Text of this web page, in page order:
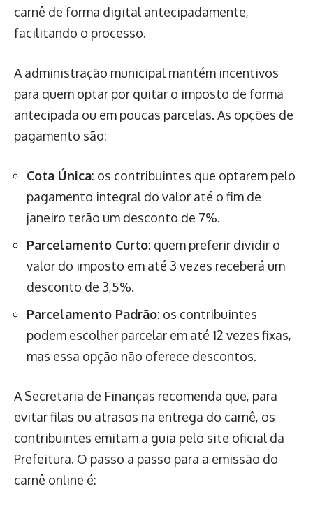
carnê de forma digital antecipadamente,
facilitando o processo.
A administração municipal mantém incentivos
para quem optar por quitar o imposto de forma
antecipada ou em poucas parcelas. As opções de
pagamento são:
Cota Única: os contribuintes que optarem pelo
pagamento integral do valor até o fim de
janeiro terão um desconto de 7%.
Parcelamento Curto: quem preferir dividir o
valor do imposto em até 3 vezes receberá um
desconto de 3,5%.
Parcelamento Padrão: os contribuintes
podem escolher parcelar em até 12 vezes fixas,
mas essa opção não oferece descontos.
A Secretaria de Finanças recomenda que, para
evitar filas ou atrasos na entrega do carnê, os
contribuintes emitam a guia pelo site oficial da
Prefeitura. O passo a passo para a emissão do
carnê online é: